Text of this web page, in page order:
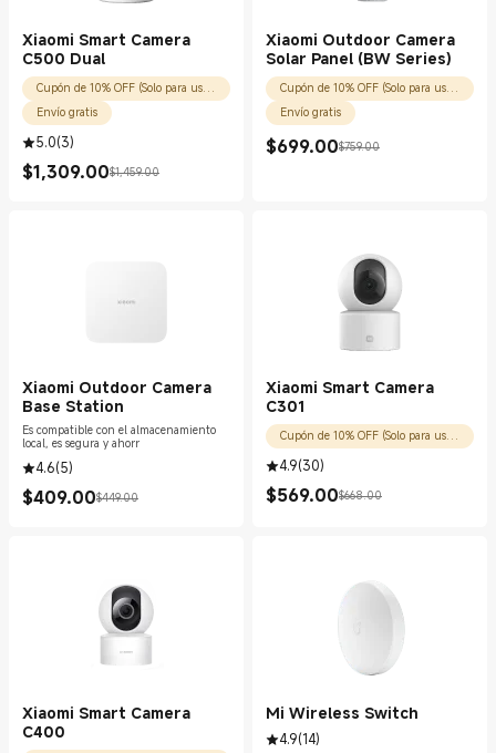
Xiaomi Smart Camera
C500 Dual
Cupón de 10% OFF (Solo para usuarios nuevos)
Envío gratis
5.0(3)
$1,309.00
Current Price $1309.00
$1,459.00
Precio de comercialización $1,459.00
Xiaomi Outdoor Camera
Solar Panel (BW Series)
Cupón de 10% OFF (Solo para usuarios nuevos)
Envío gratis
$699.00
Current Price $699.00
$759.00
Precio de comercialización $759.00
Xiaomi Outdoor Camera
Base Station
Es compatible con el almacenamiento
local, es segura y ahorr
4.6(5)
$409.00
Current Price $409.00
$449.00
Precio de comercialización $449.00
Xiaomi Smart Camera
C301
Cupón de 10% OFF (Solo para usuarios nuevos)
4.9(30)
$569.00
Current Price $569.00
$668.00
Precio de comercialización $668.00
Xiaomi Smart Camera
C400
Mi Wireless Switch
4.9(14)